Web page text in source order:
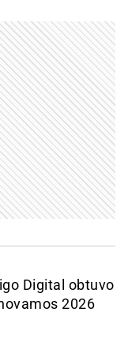
Digital obtuvo
2026